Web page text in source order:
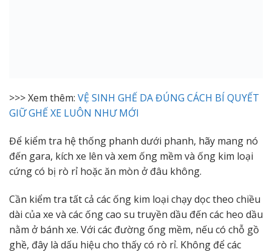
>>> Xem thêm: VỆ SINH GHẾ DA ĐÚNG CÁCH BÍ QUYẾT
GIỮ GHẾ XE LUÔN NHƯ MỚI
Để kiểm tra hệ thống phanh dưới phanh, hãy mang nó
đến gara, kích xe lên và xem ống mềm và ống kim loại
cứng có bị rò rỉ hoặc ăn mòn ở đâu không.
Cần kiểm tra tất cả các ống kim loại chạy dọc theo chiều
dài của xe và các ống cao su truyền dầu đến các heo dầu
nằm ở bánh xe. Với các đường ống mềm, nếu có chỗ gồ
ghề, đây là dấu hiệu cho thấy có rò rỉ. Không để các